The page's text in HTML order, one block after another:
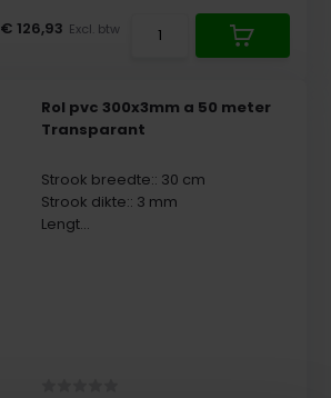
€ 126,93 Excl. btw
Rol pvc 300x3mm a 50 meter
Transparant
Strook breedte:: 30 cm
Strook dikte:: 3 mm
Lengt...